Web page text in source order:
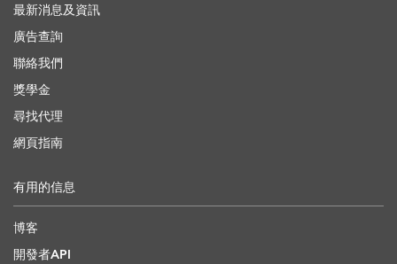
最新消息及資訊
廣告查詢
聯絡我們
獎學金
尋找代理
網頁指南
有用的信息
博客
開發者API